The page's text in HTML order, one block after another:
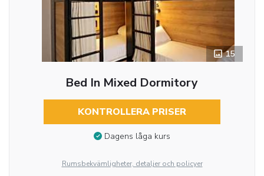
15
Bed In Mixed Dormitory
KONTROLLERA PRISER
Dagens låga kurs
Rumsbekvämligheter, detaljer och policyer